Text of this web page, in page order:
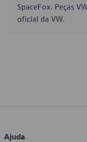
SpaceFox. Peças
oficial da VW.
Ajuda